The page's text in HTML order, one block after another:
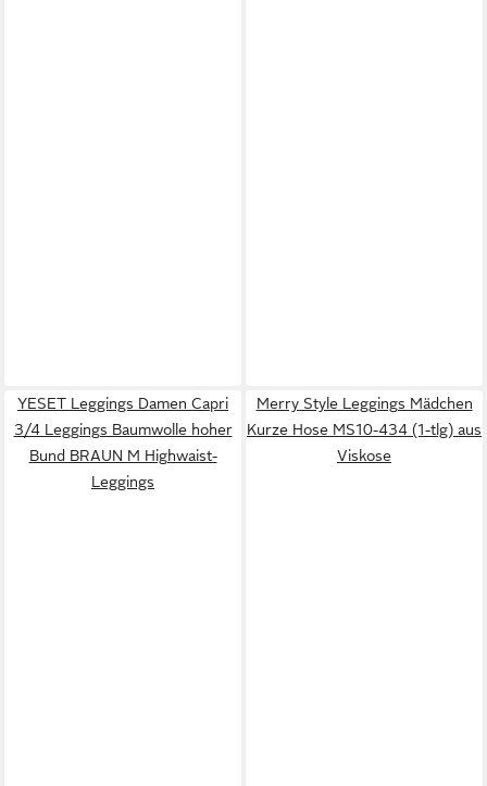
YESET Leggings Damen Capri
3/4 Leggings Baumwolle hoher
Bund BRAUN M Highwaist-
Leggings
Merry Style Leggings Mädchen
Kurze Hose MS10-434 (1-tlg) aus
Viskose